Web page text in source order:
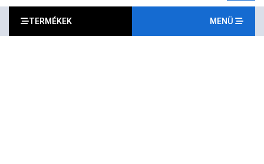
TERMÉKEK MENÜ